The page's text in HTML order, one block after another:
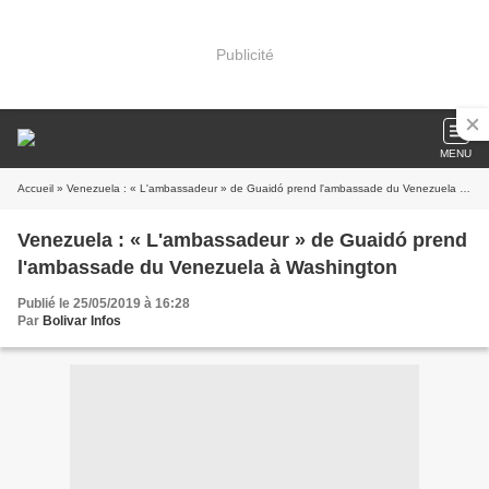
Publicité
MENU
Accueil » Venezuela : « L'ambassadeur » de Guaidó prend l'ambassade du Venezuela à Washington
Venezuela : « L'ambassadeur » de Guaidó prend
l'ambassade du Venezuela à Washington
Publié le 25/05/2019 à 16:28
Par Bolivar Infos